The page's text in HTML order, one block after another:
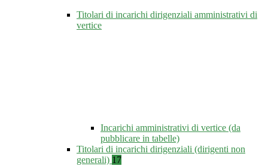
Titolari di incarichi dirigenziali amministrativi di
vertice
Incarichi amministrativi di vertice (da
pubblicare in tabelle)
Titolari di incarichi dirigenziali (dirigenti non
generali) 17